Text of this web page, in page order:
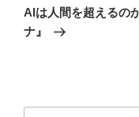
ー
シ
の
投
AIは人間を超えるの
ナ』